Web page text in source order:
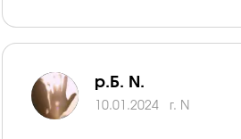
р.Б. N.
10.01.2024 г. N